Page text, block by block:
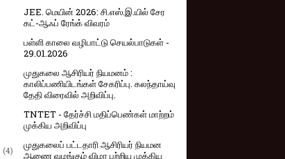
(4)
JEE. மெயின் 2026: சி.எஸ்.இ.யில் சேர
கட்-ஆஃப் ரேங்க் விவரம்
பள்ளி காலை வழிபாட்டு செயல்பாடுகள் -
29.01.2026
முதுகலை ஆசிரியர் நியமனம் :
காலிப்பணியிடங்கள் சேகரிப்பு. கலந்தாய்வு
தேதி விரைவில் அறிவிப்பு.
TNTET - தேர்ச்சி மதிப்பெண்கள் மாற்றம்
முக்கிய அறிவிப்பு
முதுகலைப் பட்டதாரி ஆசிரியர் நியமன
ஆணை வழங்கும் விழா பற்றிய முக்கிய